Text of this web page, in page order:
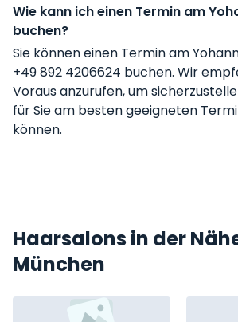
Wie kann ich einen Termin am
buchen?
Sie können einen Termin am
+49 892 4206624 buchen. Wir
Voraus anzurufen, um
für Sie am besten geeigneten
können.
Haarsalons in der
München